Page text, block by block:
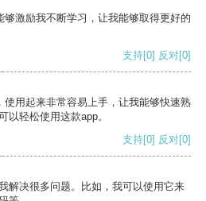
激励我不断学习，让我能够取得更好的
支持[0] 反对[0]
用起来非常容易上手，让我能够快速熟
以轻松使用这款app。
支持[0] 反对[0]
解决很多问题。比如，我可以使用它来